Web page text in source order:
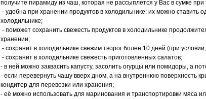
получите пирамиду из чаш, которая не рассыплется у Вас в сумке при
- удобна при хранении продуктов в холодильнике: их можно ставить
холодильнике;
- поможет сохранить свежесть продуктов в холодильнике
хранении;
- сохранит в холoдильнике свежим творог более 10 дней (при
- сохранит в холoдильнике свежесть приготовленных салатов;
- в ней можно заквасить капусту, засолить огурцы или помидоры, а
- если перевернуть чашу вверх дном, а на внутреннюю поверхность
кондитер для перевозки или хранения;
- её можно использовать для маринования и транспортировки мяса